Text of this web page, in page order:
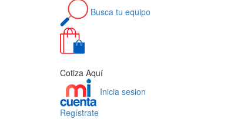
Busca tu equipo
Cotiza Aquí
Inicia sesion
Regístrate